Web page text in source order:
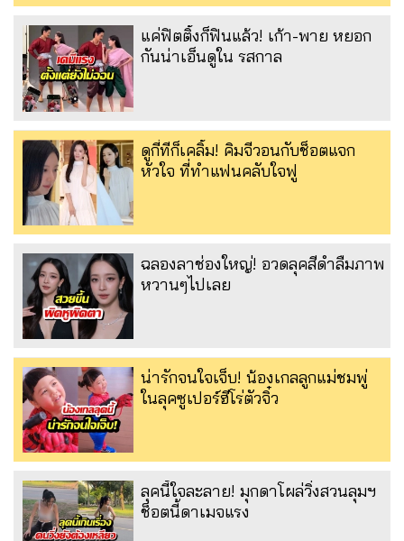
แค่ฟิตติ้งก็ฟินแล้ว! เก้า-พาย หยอก
กันน่าเอ็นดูใน รสกาล
ดูกี่ทีก็เคลิ้ม! คิมจีวอนกับช็อตแจก
หัวใจ ที่ทำแฟนคลับใจฟู
ฉลองลาช่องใหญ่! อวดลุคสีดำลืมภาพ
หวานๆไปเลย
น่ารักจนใจเจ็บ! น้องเกลลูกแม่ชมพู่
ในลุคซูเปอร์ฮีโร่ตัวจิ๋ว
ลุคนี้ใจละลาย! มุกดาโผล่วิ่งสวนลุมฯ
ช็อตนี้ดาเมจแรง